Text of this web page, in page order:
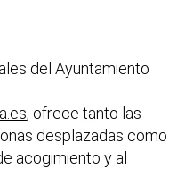
del Ayuntamiento
, ofrece tanto las
desplazadas como
acogimiento y al